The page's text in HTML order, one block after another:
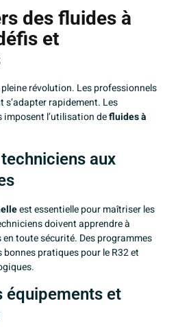
des fluides à
et
révolution. Les professionnels
s’adapter rapidement. Les
imposent l’utilisation defluides à
aux
est essentielle pour maîtriser les
doivent apprendre à
toute sécurité. Des programmes
pratiques pour le R32 et
équipements et